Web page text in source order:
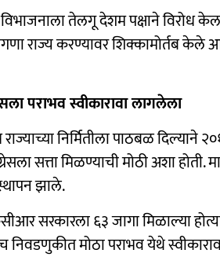
विभाजनाला तेलगू देशम पक्षाने विरोध
राज्य करण्यावर शिक्कामोर्तब केले
पराभव स्वीकारावा लागलेला
निर्मितीला पाठबळ दिल्याने
सत्ता मिळण्याची मोठी अशा होती.
झाले.
सरकारला ६३ जागा मिळाल्या
निवडणुकीत मोठा पराभव येथे